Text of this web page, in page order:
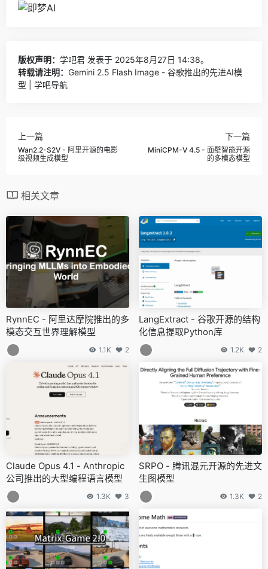
版权声明： 学吧君 发表于 2025年8月27日 14:38。
转载请注明： Gemini 2.5 Flash Image - 谷歌推出的先进AI模
型 | 学吧导航
上一篇
Wan2.2-S2V - 阿里开源的电影
级视频生成模型
下一篇
MiniCPM-V 4.5 - 面壁智能开源
的多模态模型
相关文章
RynnEC - 阿里达摩院推出的多
模态交互世界理解模型
1.1K 2
LangExtract - 谷歌开源的结构
化信息提取Python库
1.2K 2
Claude Opus 4.1 - Anthropic
公司推出的大型编程语言模型
1.3K 3
SRPO - 腾讯混元开源的先进文
生图模型
1.3K 2